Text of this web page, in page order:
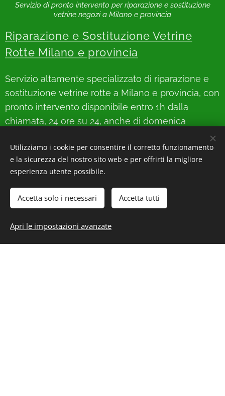
Servizio di pronto intervento per riparazione e sostituzione
vetrine negozi a Milano e provincia
Riparazione e Sostituzione Vetrine
Rotte Milano e provincia
Servizio altamente specializzato di riparazione e
sostituzione vetrine rotte a Milano e provincia, con
pronto intervento disponibile entro 1h dalla
chiamata, 24 ore su 24, anche di domenica
Approfondisci
Utilizziamo i cookie per consentire il corretto funzionamento
e la sicurezza del nostro sito web e per offrirti la migliore
esperienza utente possibile.
Accetta solo i necessari Accetta tutti
Apri le impostazioni avanzate